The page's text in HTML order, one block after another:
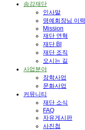
송강재단
인사말
명예회장님 이력
Mission
재단 연혁
재단 BI
재단 조직
오시는 길
사업분야
장학사업
문화사업
커뮤니티
재단 소식
FAQ
자유게시판
사진첩